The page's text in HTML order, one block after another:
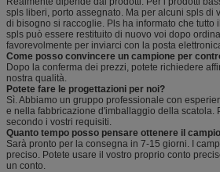
spls liberi, porto assegnato. Ma per alcuni spls di
di bisogno si raccoglie. Pls ha informato che tutto
spls può essere restituito di nuovo voi dopo
favorevolmente per inviarci con la posta
Come posso convincere un campione per
Dopo la conferma dei prezzi, potete richiedere
nostra qualità.
Potete fare le progettazioni per noi?
Sì. Abbiamo un gruppo professionale con
e nella fabbricazione d'imballaggio della scatola.
secondo i vostri requisiti.
Quanto tempo posso pensare ottenere il
Sarà pronto per la consegna in 7-15 giorni. I
preciso. Potete usare il vostro proprio conto
un conto.